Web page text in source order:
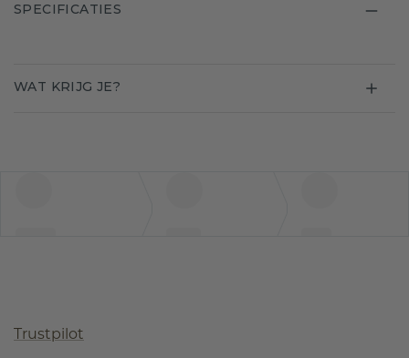
SPECIFICATIES
WAT KRIJG JE?
Trustpilot